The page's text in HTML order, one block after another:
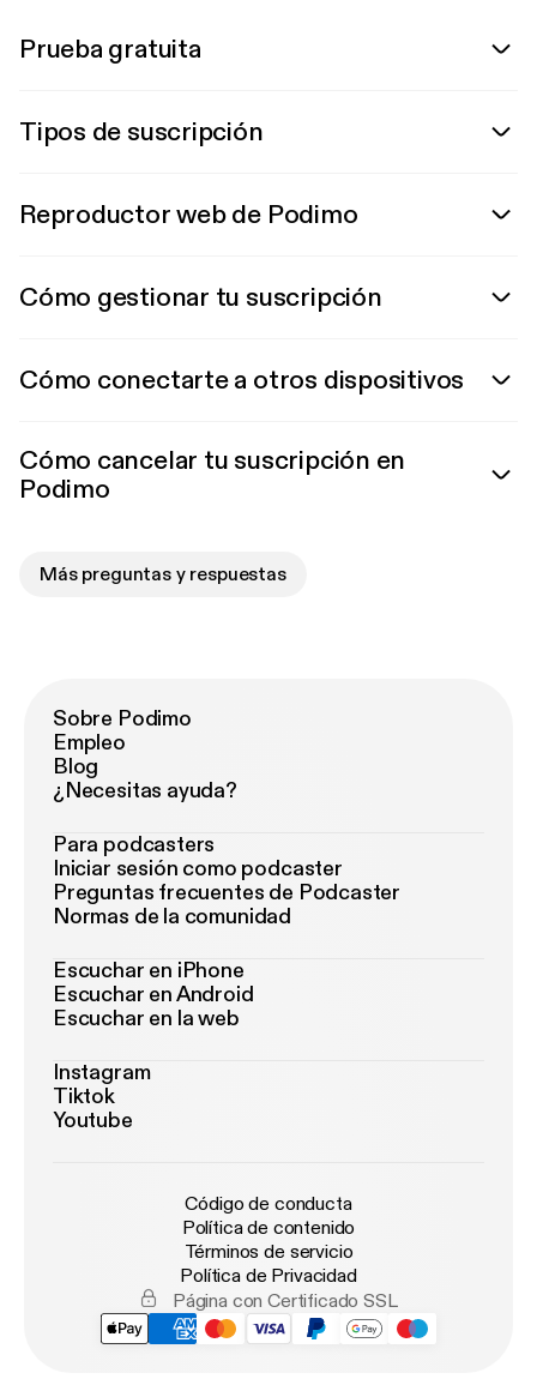
Prueba gratuita
Tipos de suscripción
Reproductor web de Podimo
Cómo gestionar tu suscripción
Cómo conectarte a otros dispositivos
Cómo cancelar tu suscripción en
Podimo
Más preguntas y respuestas
Sobre Podimo
Empleo
Blog
¿Necesitas ayuda?
Para podcasters
Iniciar sesión como podcaster
Preguntas frecuentes de Podcaster
Normas de la comunidad
Escuchar en iPhone
Escuchar en Android
Escuchar en la web
Instagram
Tiktok
Youtube
Código de conducta
Política de contenido
Términos de servicio
Política de Privacidad
Página con Certificado SSL